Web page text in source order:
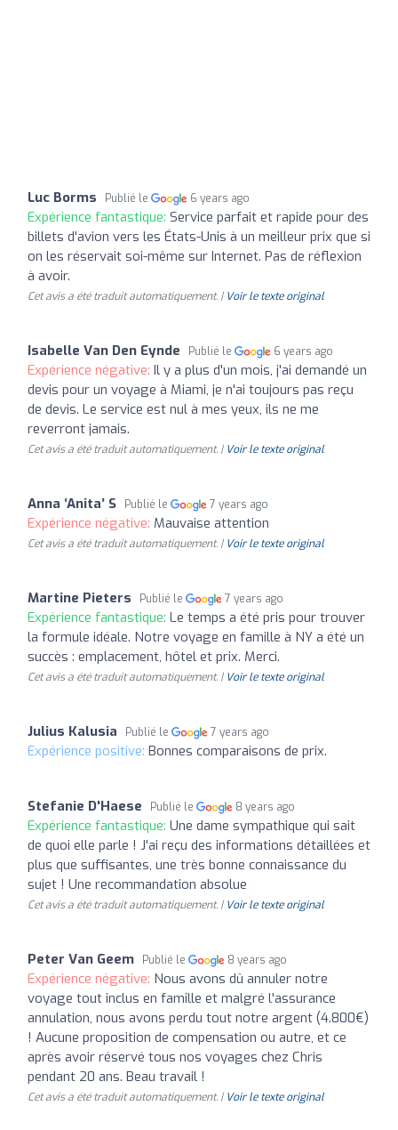
Luc Borms Publié le 6 years ago
Expérience fantastique: Service parfait et rapide pour des
billets d'avion vers les États-Unis à un meilleur prix que si
on les réservait soi-même sur Internet. Pas de réflexion
à avoir.
Cet avis a été traduit automatiquement. | Voir le texte original
Isabelle Van Den Eynde Publié le 6 years ago
Expérience négative: Il y a plus d'un mois, j'ai demandé un
devis pour un voyage à Miami, je n'ai toujours pas reçu
de devis. Le service est nul à mes yeux, ils ne me
reverront jamais.
Cet avis a été traduit automatiquement. | Voir le texte original
Anna ‘Anita’ S Publié le 7 years ago
Expérience négative: Mauvaise attention
Cet avis a été traduit automatiquement. | Voir le texte original
Martine Pieters Publié le 7 years ago
Expérience fantastique: Le temps a été pris pour trouver
la formule idéale. Notre voyage en famille à NY a été un
succès : emplacement, hôtel et prix. Merci.
Cet avis a été traduit automatiquement. | Voir le texte original
Julius Kalusia Publié le 7 years ago
Expérience positive: Bonnes comparaisons de prix.
Stefanie D'Haese Publié le 8 years ago
Expérience fantastique: Une dame sympathique qui sait
de quoi elle parle ! J'ai reçu des informations détaillées et
plus que suffisantes, une très bonne connaissance du
sujet ! Une recommandation absolue
Cet avis a été traduit automatiquement. | Voir le texte original
Peter Van Geem Publié le 8 years ago
Expérience négative: Nous avons dû annuler notre
voyage tout inclus en famille et malgré l'assurance
annulation, nous avons perdu tout notre argent (4.800€)
! Aucune proposition de compensation ou autre, et ce
après avoir réservé tous nos voyages chez Chris
pendant 20 ans. Beau travail !
Cet avis a été traduit automatiquement. | Voir le texte original